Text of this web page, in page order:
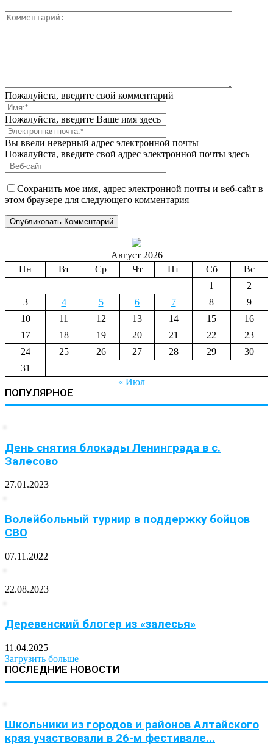
Пожалуйста, введите свой комментарий
Пожалуйста, введите Ваше имя здесь
Вы ввели неверный адрес электронной почты
Пожалуйста, введите свой адрес электронной почты здесь
Сохранить мое имя, адрес электронной почты и веб-сайт в
этом браузере для следующего комментария
Август 2026
Пн
Вт Ср Чт Пт Сб
Вс
1
2
3
4 5 6 7 8
9
10
11 12 13 14 15
16
17
18 19 20 21 22
23
24
25 26 27 28 29
30
31
« Июл
ПОПУЛЯРНОЕ
День снятия блокады Ленинграда в с.
Залесово
27.01.2023
Волейбольный турнир в поддержку бойцов
СВО
07.11.2022
22.08.2023
Деревенский блогер из «залесья»
11.04.2025
Загрузить больше
ПОСЛЕДНИЕ НОВОСТИ
Школьники из городов и районов Алтайского
края участвовали в 26-м фестивале...